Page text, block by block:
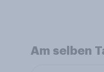
Am selben